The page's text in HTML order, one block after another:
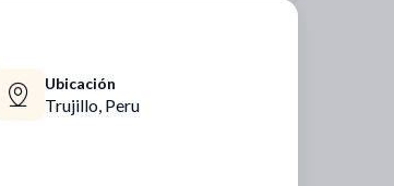
Ubicación
Trujillo, Peru